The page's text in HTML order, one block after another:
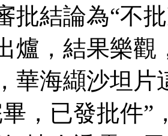
批結論為“不
爐，結果樂觀
華海纈沙坦片
，已發批件”